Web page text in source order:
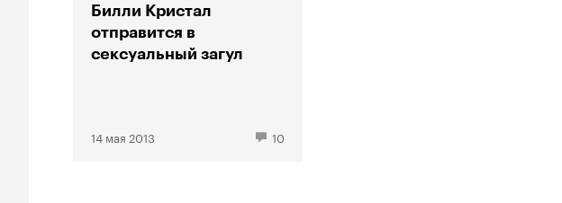
Билли Кристал
отправится в
сексуальный загул
14 мая 2013 10